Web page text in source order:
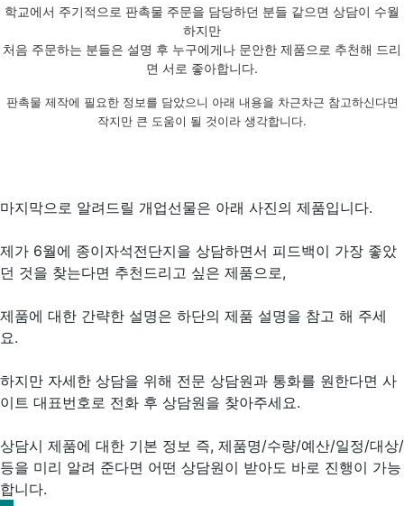
학교에서 주기적으로 판촉물 주문을 담당하던 분들 같으면 상담이 수월
하지만
처음 주문하는 분들은 설명 후 누구에게나 문안한 제품으로 추천해 드리
면 서로 좋아합니다.
판촉물 제작에 필요한 정보를 담았으니 아래 내용을 차근차근 참고하신다면
작지만 큰 도움이 될 것이라 생각합니다.
마지막으로 알려드릴 개업선물은 아래 사진의 제품입니다.
제가 6월에 종이자석전단지을 상담하면서 피드백이 가장 좋았
던 것을 찾는다면 추천드리고 싶은 제품으로,
제품에 대한 간략한 설명은 하단의 제품 설명을 참고 해 주세
요.
하지만 자세한 상담을 위해 전문 상담원과 통화를 원한다면 사
이트 대표번호로 전화 후 상담원을 찾아주세요.
상담시 제품에 대한 기본 정보 즉, 제품명/수량/예산/일정/대상/
등을 미리 알려 준다면 어떤 상담원이 받아도 바로 진행이 가능
합니다.